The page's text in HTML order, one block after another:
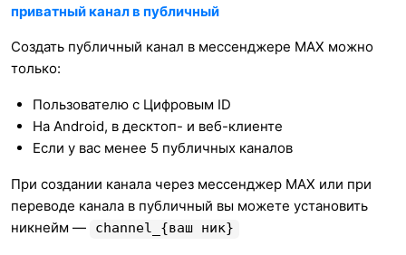
приватный канал в публичный
Создать публичный канал в мессенджере MAX можно
только:
Пользователю с Цифровым ID
На Android, в десктоп- и веб-клиентe
Если у вас менее 5 публичных каналов
При создании канала через мессенджер MAX или при
переводе канала в публичный вы можете установить
никнейм —
channel_{ваш ник}